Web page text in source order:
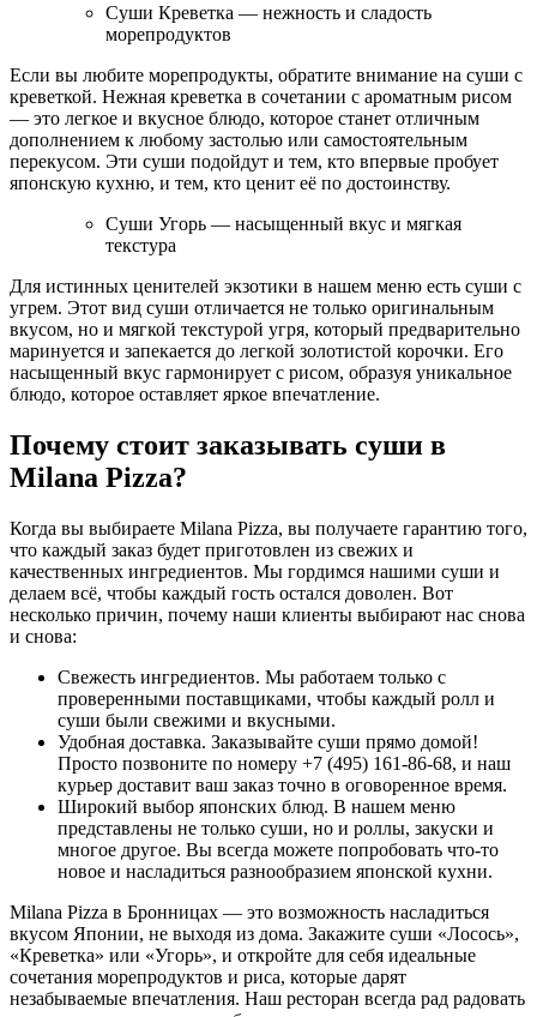
Суши Креветка — нежность и сладость
морепродуктов
Если вы любите морепродукты, обратите внимание на суши с
креветкой. Нежная креветка в сочетании с ароматным рисом
— это легкое и вкусное блюдо, которое станет отличным
дополнением к любому застолью или самостоятельным
перекусом. Эти суши подойдут и тем, кто впервые пробует
японскую кухню, и тем, кто ценит её по достоинству.
Суши Угорь — насыщенный вкус и мягкая
текстура
Для истинных ценителей экзотики в нашем меню есть суши с
угрем. Этот вид суши отличается не только оригинальным
вкусом, но и мягкой текстурой угря, который предварительно
маринуется и запекается до легкой золотистой корочки. Его
насыщенный вкус гармонирует с рисом, образуя уникальное
блюдо, которое оставляет яркое впечатление.
Почему стоит заказывать суши в
Milana Pizza?
Когда вы выбираете Milana Pizza, вы получаете гарантию того,
что каждый заказ будет приготовлен из свежих и
качественных ингредиентов. Мы гордимся нашими суши и
делаем всё, чтобы каждый гость остался доволен. Вот
несколько причин, почему наши клиенты выбирают нас снова
и снова:
Свежесть ингредиентов. Мы работаем только с
проверенными поставщиками, чтобы каждый ролл и
суши были свежими и вкусными.
Удобная доставка. Заказывайте суши прямо домой!
Просто позвоните по номеру +7 (495) 161-86-68, и наш
курьер доставит ваш заказ точно в оговоренное время.
Широкий выбор японских блюд. В нашем меню
представлены не только суши, но и роллы, закуски и
многое другое. Вы всегда можете попробовать что-то
новое и насладиться разнообразием японской кухни.
Milana Pizza в Бронницах — это возможность насладиться
вкусом Японии, не выходя из дома. Закажите суши «Лосось»,
«Креветка» или «Угорь», и откройте для себя идеальные
сочетания морепродуктов и риса, которые дарят
незабываемые впечатления. Наш ресторан всегда рад радовать